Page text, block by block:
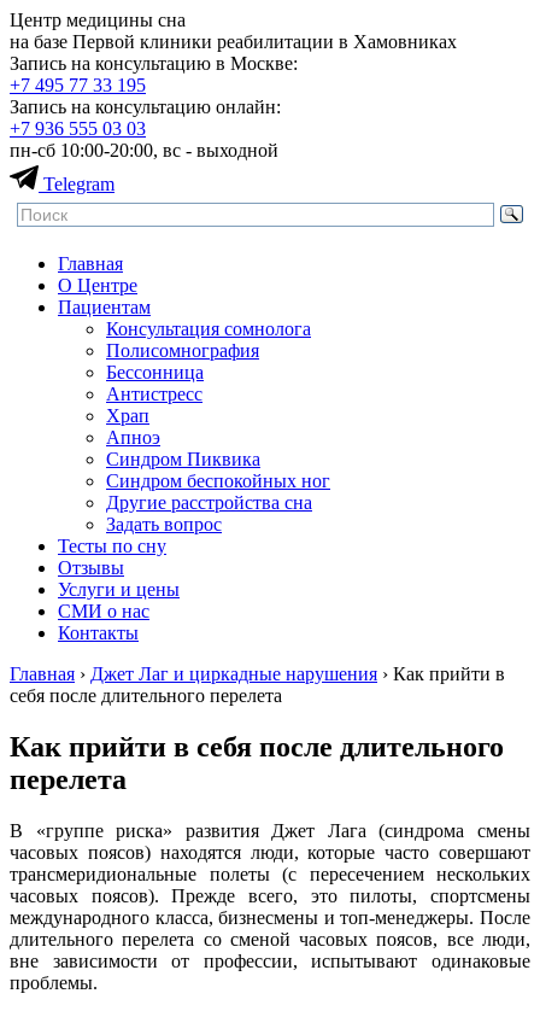
Центр медицины сна
на базе Первой клиники реабилитации в Хамовниках
Запись на консультацию в Москве:
+7 495 77 33 195
Запись на консультацию онлайн:
+7 936 555 03 03
пн-сб 10:00-20:00, вс - выходной
Telegram
Главная
О Центре
Пациентам
Консультация сомнолога
Полисомнография
Бессонница
Антистресс
Храп
Апноэ
Синдром Пиквика
Синдром беспокойных ног
Другие расстройства сна
Задать вопрос
Тесты по сну
Отзывы
Услуги и цены
СМИ о нас
Контакты
Главная › Джет Лаг и циркадные нарушения › Как прийти в
себя после длительного перелета
Как прийти в себя после длительного
перелета
В «группе риска» развития Джет Лага (синдрома смены
часовых поясов) находятся люди, которые часто совершают
трансмеридиональные полеты (с пересечением нескольких
часовых поясов). Прежде всего, это пилоты, спортсмены
международного класса, бизнесмены и топ-менеджеры. После
длительного перелета со сменой часовых поясов, все люди,
вне зависимости от профессии, испытывают одинаковые
проблемы.